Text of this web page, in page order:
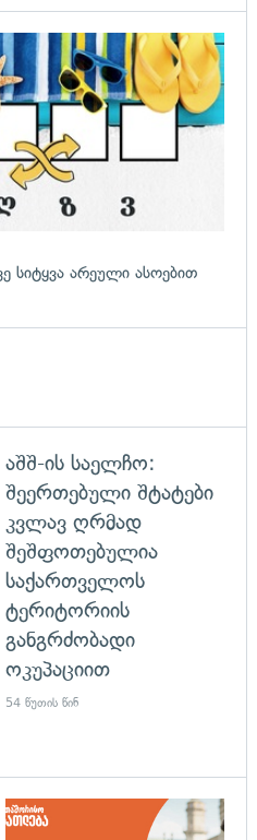
სიტყვა არეული ასოებით
გადახედვა
აშშ-ის საელჩო:
შეერთებული შტატები
კვლავ ღრმად
შეშფოთებულია
საქართველოს
ტერიტორიის
განგრძობადი
ოკუპაციით
54 წუთის წინ
გადახედვა